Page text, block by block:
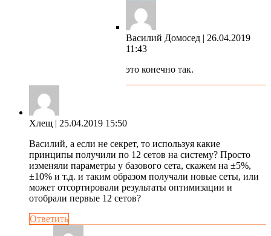
Василий Домосед | 26.04.2019
11:43
это конечно так.
Хлещ | 25.04.2019 15:50
Василий, а если не секрет, то используя какие
принципы получили по 12 сетов на систему? Просто
изменяли параметры у базового сета, скажем на ±5%,
±10% и т.д. и таким образом получали новые сеты, или
может отсортировали результаты оптимизации и
отобрали первые 12 сетов?
Ответить